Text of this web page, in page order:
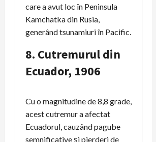
care a avut loc în Peninsula
Kamchatka din Rusia,
generând tsunamiuri în Pacific.
8. Cutremurul din
Ecuador, 1906
Cu o magnitudine de 8,8 grade,
acest cutremur a afectat
Ecuadorul, cauzând pagube
semnificative și pierderi de